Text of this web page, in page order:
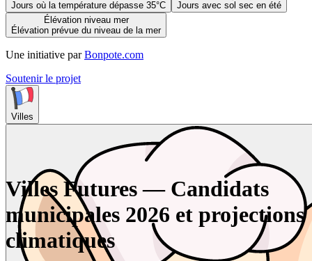
Jours où la température dépasse 35°C
Jours avec sol sec en été
Élévation niveau mer
Élévation prévue du niveau de la mer
Une initiative par Bonpote.com
Soutenir le projet
Villes
Villes Futures — Candidats
municipales 2026 et projections
climatiques